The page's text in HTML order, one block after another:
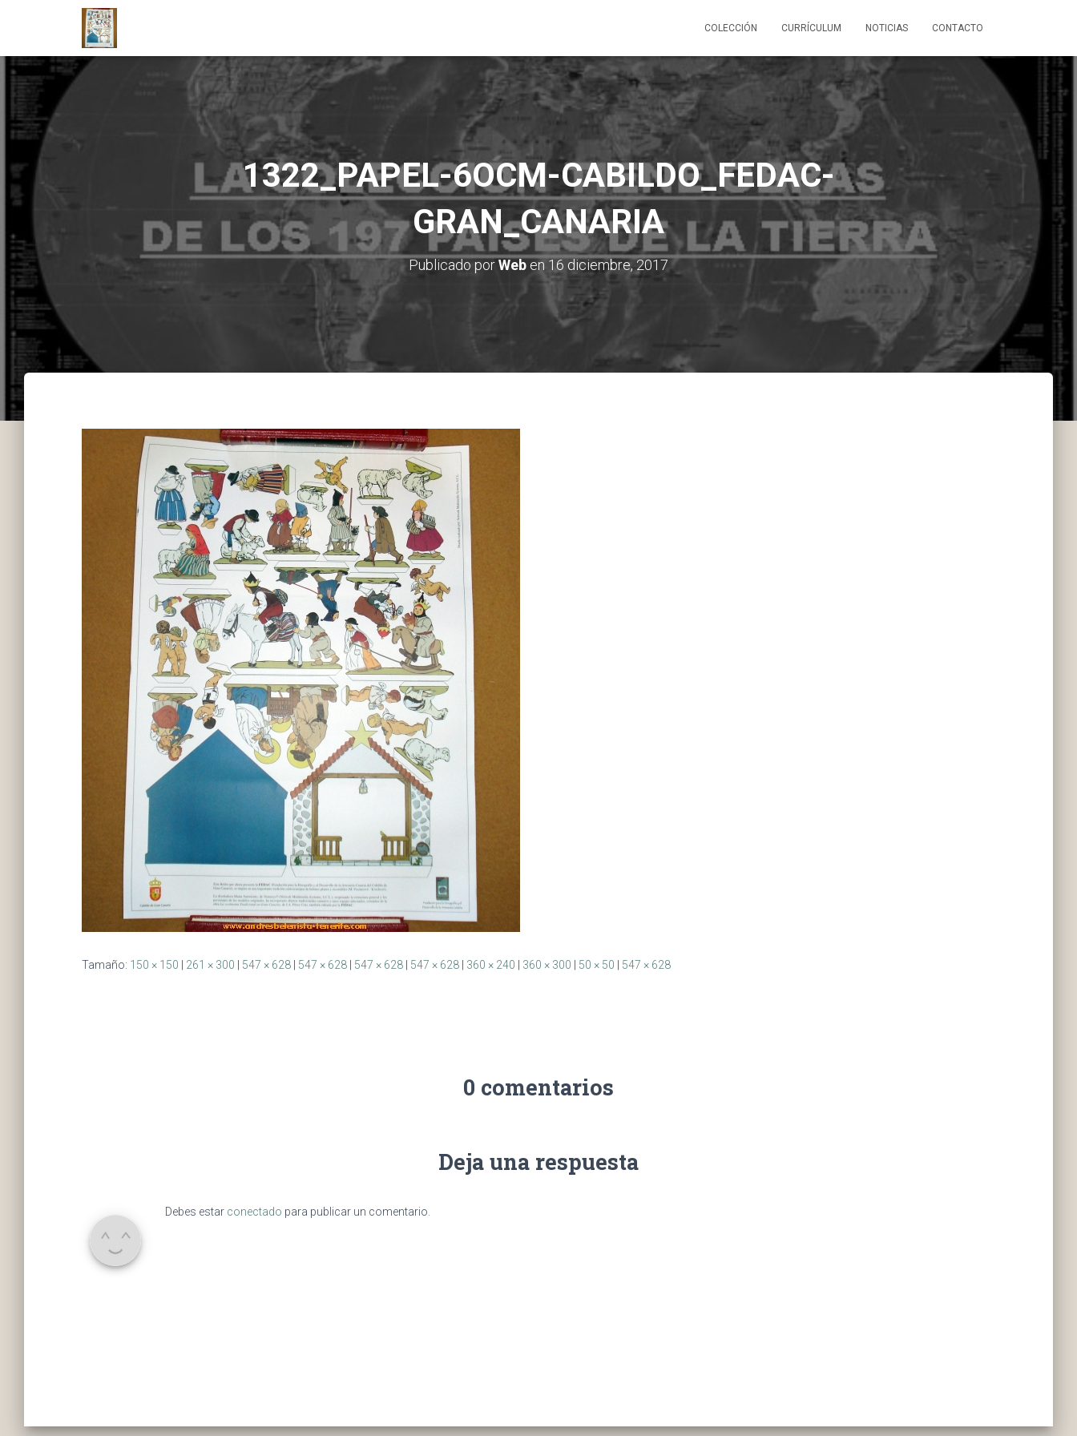
COLECCIÓN CURRÍCULUM NOTICIAS CONTACTO
1322_PAPEL-6OCM-CABILDO_FEDAC-
GRAN_CANARIA
Publicado porWeb en 16 diciembre, 2017
Tamaño: 150 × 150 261 × 300 547 × 628 547 × 628 547 × 628 547 × 628 360 × 240 360 × 300 50 × 50 547 × 628
0 comentarios
Deja una respuesta
Debes estar conectado para publicar un comentario.